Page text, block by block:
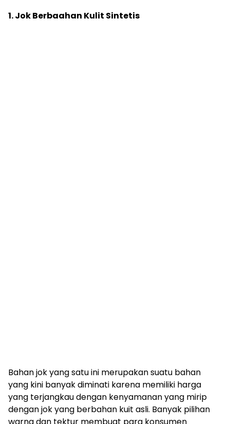
1. Jok Berbaahan Kulit Sintetis
Bahan jok yang satu ini merupakan suatu bahan
yang kini banyak diminati karena memiliki harga
yang terjangkau dengan kenyamanan yang mirip
dengan jok yang berbahan kuit asli. Banyak pilihan